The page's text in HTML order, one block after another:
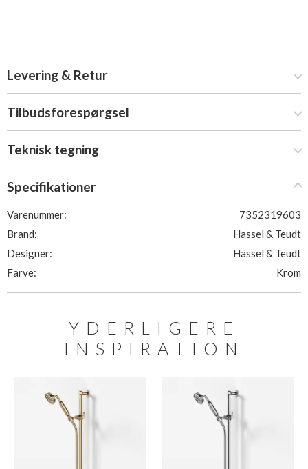
Levering & Retur
Tilbudsforespørgsel
Teknisk tegning
Specifikationer
Varenummer:
7352319603
Brand:
Hassel & Teudt
Designer:
Hassel & Teudt
Farve:
Krom
YDERLIGERE
INSPIRATION